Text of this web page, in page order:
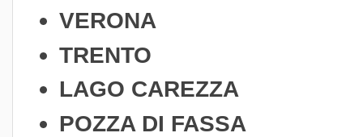
VERONA
TRENTO
LAGO CAREZZA
POZZA DI FASSA